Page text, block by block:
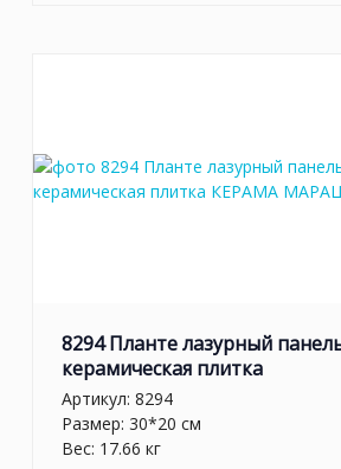
8294 Планте лазурный
керамическая плитка
Артикул: 8294
Размер: 30*20 см
Вес: 17.66 кг